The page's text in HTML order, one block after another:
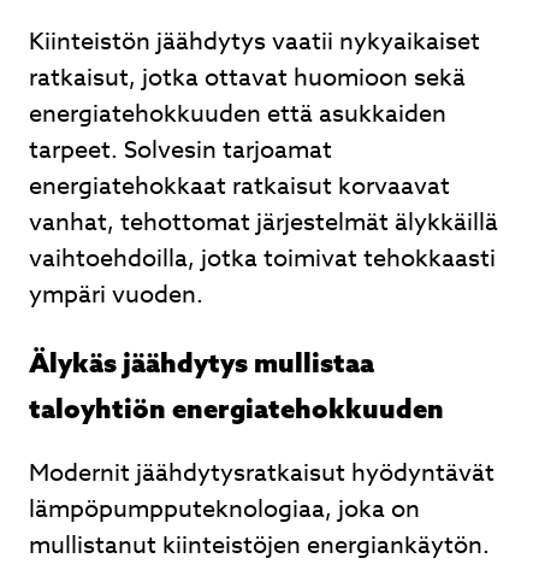
Kiinteistön jäähdytys vaatii nykyaikaiset
ratkaisut, jotka ottavat huomioon sekä
energiatehokkuuden että asukkaiden
tarpeet. Solvesin tarjoamat
energiatehokkaat ratkaisut korvaavat
vanhat, tehottomat järjestelmät älykkäillä
vaihtoehdoilla, jotka toimivat tehokkaasti
ympäri vuoden.
Älykäs jäähdytys mullistaa
taloyhtiön energiatehokkuuden
Modernit jäähdytysratkaisut hyödyntävät
lämpöpumpputeknologiaa, joka on
mullistanut kiinteistöjen energiankäytön.